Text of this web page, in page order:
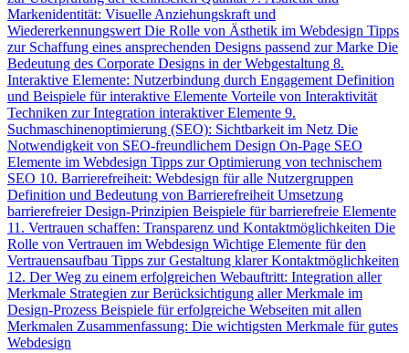
Markenidentität: Visuelle Anziehungskraft und
Wiedererkennungswert Die Rolle von Ästhetik im Webdesign Tipps
zur Schaffung eines ansprechenden Designs passend zur Marke Die
Bedeutung des Corporate Designs in der Webgestaltung 8.
Interaktive Elemente: Nutzerbindung durch Engagement Definition
und Beispiele für interaktive Elemente Vorteile von Interaktivität
Techniken zur Integration interaktiver Elemente 9.
Suchmaschinenoptimierung (SEO): Sichtbarkeit im Netz Die
Notwendigkeit von SEO-freundlichem Design On-Page SEO
Elemente im Webdesign Tipps zur Optimierung von technischem
SEO 10. Barrierefreiheit: Webdesign für alle Nutzergruppen
Definition und Bedeutung von Barrierefreiheit Umsetzung
barrierefreier Design-Prinzipien Beispiele für barrierefreie Elemente
11. Vertrauen schaffen: Transparenz und Kontaktmöglichkeiten Die
Rolle von Vertrauen im Webdesign Wichtige Elemente für den
Vertrauensaufbau Tipps zur Gestaltung klarer Kontaktmöglichkeiten
12. Der Weg zu einem erfolgreichen Webauftritt: Integration aller
Merkmale Strategien zur Berücksichtigung aller Merkmale im
Design-Prozess Beispiele für erfolgreiche Webseiten mit allen
Merkmalen Zusammenfassung: Die wichtigsten Merkmale für gutes
Webdesign